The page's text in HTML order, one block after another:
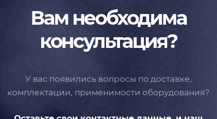
Вам необходима
консультация?
У вас появились вопросы по доставке,
комплектации, применимости оборудования?